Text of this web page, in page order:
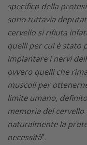
specifico della
sono tuttavia
cervello si rifiuta
quelli per cui è stato
impiantare i nervi
ovvero quelli che
muscoli per
limite umano,
memoria del
naturalmente la
necessità”.